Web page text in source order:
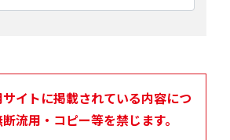
イトに掲載されている内容につ
流用・コピー等を禁じます。